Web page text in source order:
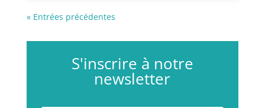
« Entrées précédentes
S'inscrire à notre
newsletter